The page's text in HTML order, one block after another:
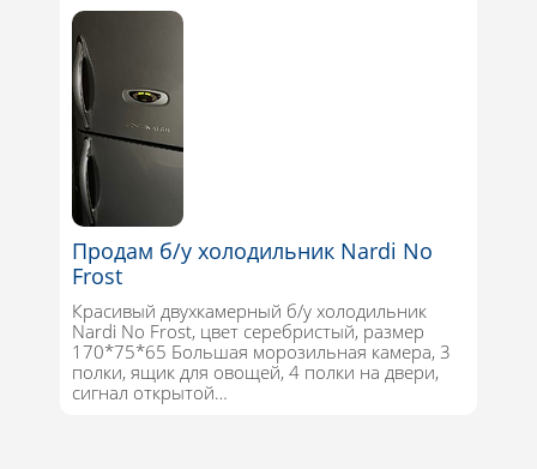
Продам б/у холодильник Nardi No
Frost
Красивый двухкамерный б/у холодильник
Nardi No Frost, цвет серебристый, размер
170*75*65 Большая морозильная камера, 3
полки, ящик для овощей, 4 полки на двери,
сигнал открытой…